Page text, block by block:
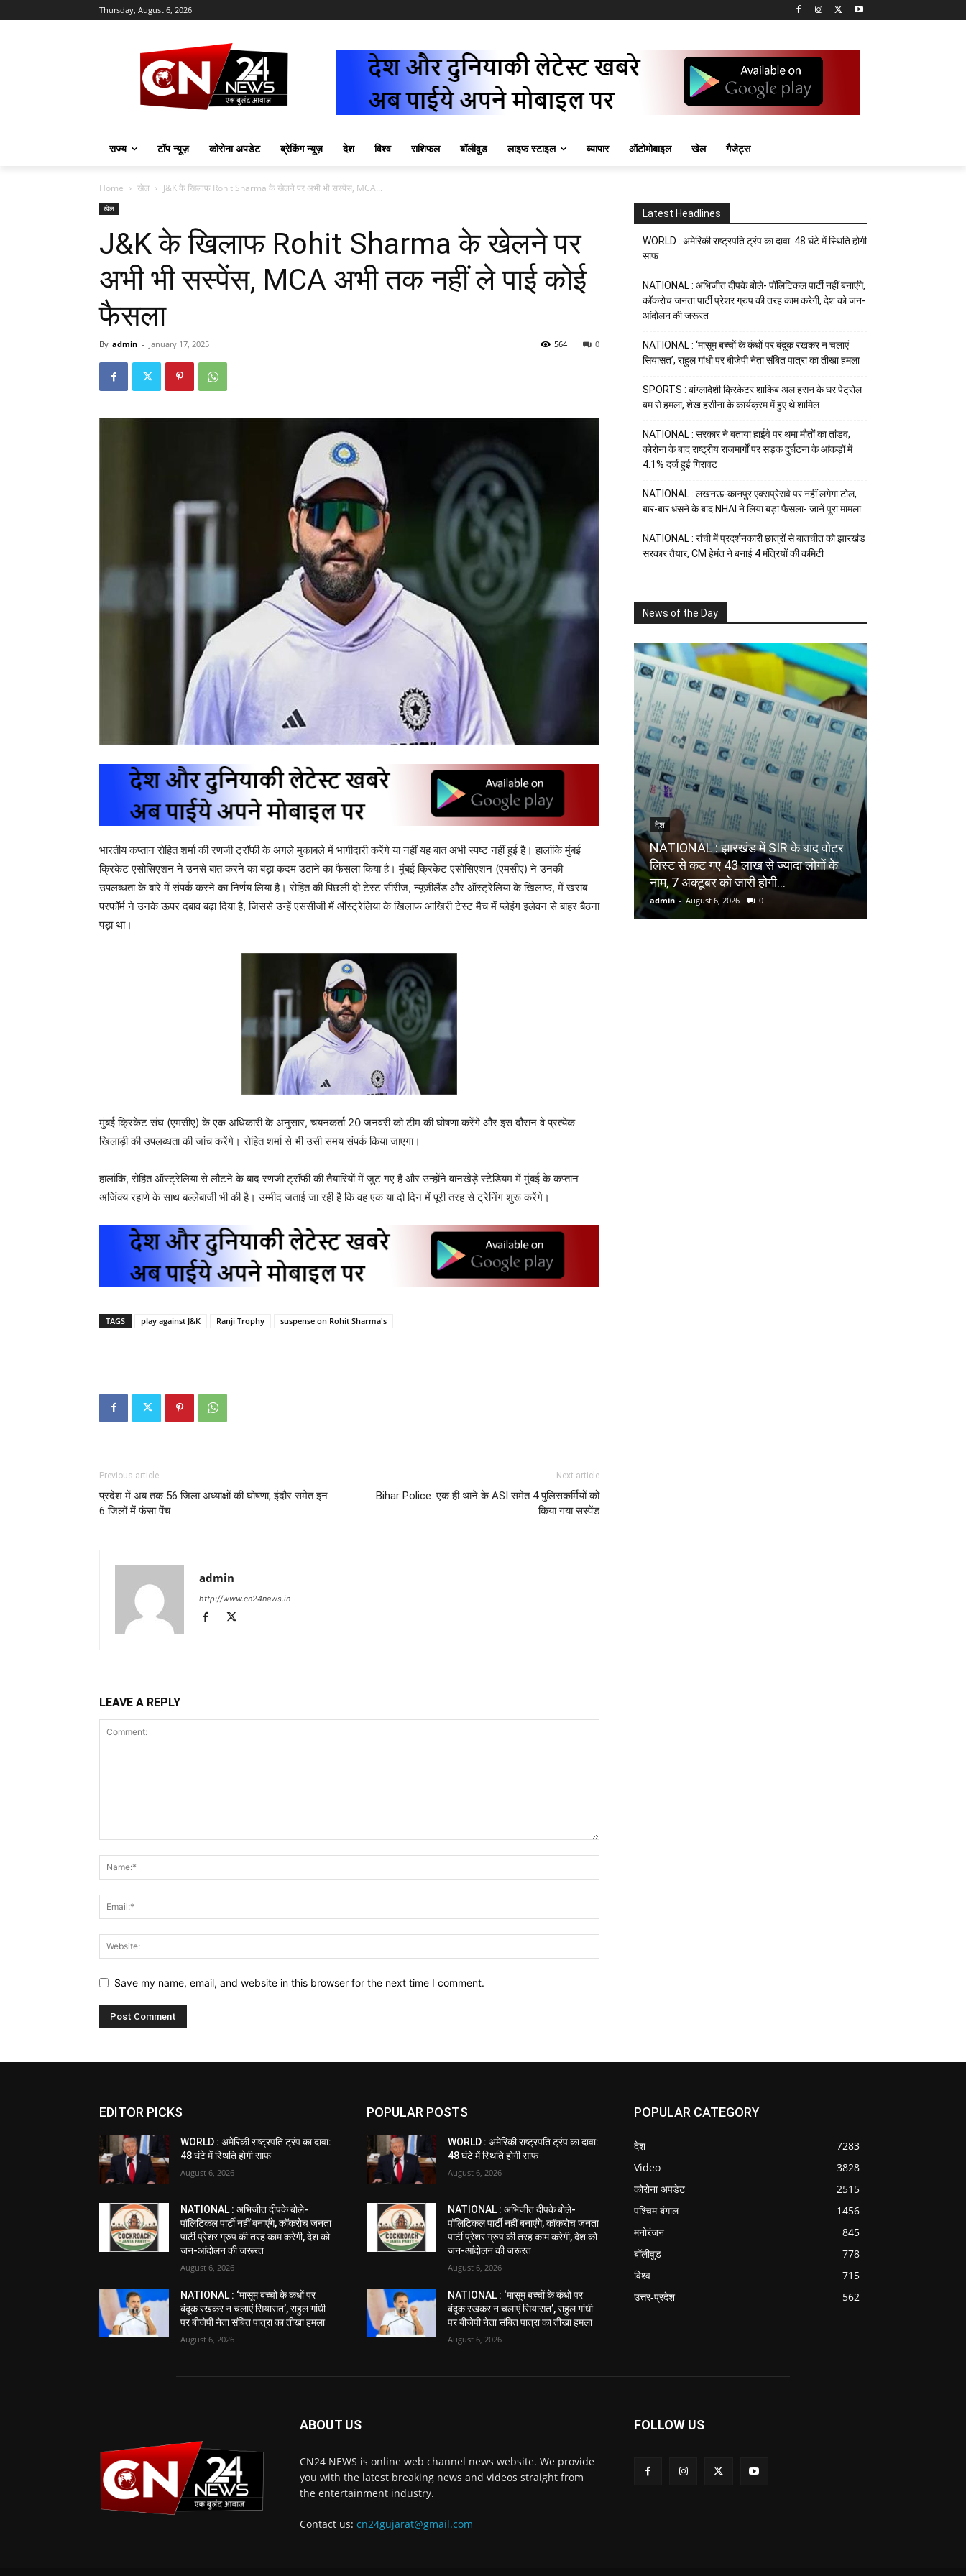
Thursday, August 6, 2026
राज्य टॉप न्यूज़ कोरोना अपडेट ब्रेकिंग न्यूज़ देश विश्व राशिफल बॉलीवुड लाइफ स्टाइल व्यापार ऑटोमोबाइल खेल गैजेट्स
Home खेल J&K के खिलाफ Rohit Sharma के खेलने पर अभी भी सस्पेंस, MCA...
खेल
J&K के खिलाफ Rohit Sharma के खेलने पर
अभी भी सस्पेंस, MCA अभी तक नहीं ले पाई कोई
फैसला
By admin - January 17, 2025 0
564
भारतीय कप्तान रोहित शर्मा की रणजी ट्रॉफी के अगले मुकाबले में भागीदारी करेंगे या नहीं यह बात अभी स्पष्ट नहीं हुई है। हालांकि मुंबई
क्रिकेट एसोसिएशन ने उनसे बात करने का बड़ा कदम उठाने का फैसला किया है। मुंबई क्रिकेट एसोसिएशन (एमसीए) ने उनकी
उपलब्धता के बारे में संपर्क करने का निर्णय लिया है। रोहित की पिछली दो टेस्ट सीरीज, न्यूजीलैंड और ऑस्ट्रेलिया के खिलाफ, में खराब
परफॉर्म ने उनके ऊपर दबाव बढ़ा दिया है, जिससे उन्हें एससीजी में ऑस्ट्रेलिया के खिलाफ आखिरी टेस्ट मैच में प्लेइंग इलेवन से बाहर बैठना
पड़ा था।
मुंबई क्रिकेट संघ (एमसीए) के एक अधिकारी के अनुसार, चयनकर्ता 20 जनवरी को टीम की घोषणा करेंगे और इस दौरान वे प्रत्येक
खिलाड़ी की उपलब्धता की जांच करेंगे। रोहित शर्मा से भी उसी समय संपर्क किया जाएगा।
हालांकि, रोहित ऑस्ट्रेलिया से लौटने के बाद रणजी ट्रॉफी की तैयारियों में जुट गए हैं और उन्होंने वानखेड़े स्टेडियम में मुंबई के कप्तान
अजिंक्य रहाणे के साथ बल्लेबाजी भी की है। उम्मीद जताई जा रही है कि वह एक या दो दिन में पूरी तरह से ट्रेनिंग शुरू करेंगे।
TAGS play against J&K Ranji Trophy suspense on Rohit Sharma's
Previous article
प्रदेश में अब तक 56 जिला अध्याक्षों की घोषणा, इंदौर समेत इन
6 जिलों में फंसा पेंच
Next article
Bihar Police: एक ही थाने के ASI समेत 4 पुलिसकर्मियों को
किया गया सस्पेंड
admin
http://www.cn24news.in
LEAVE A REPLY
Save my name, email, and website in this browser for the next time I comment.
Latest Headlines
WORLD : अमेरिकी राष्ट्रपति ट्रंप का दावा: 48 घंटे में स्थिति होगी
साफ
NATIONAL : अभिजीत दीपके बोले- पॉलिटिकल पार्टी नहीं बनाएंगे,
कॉकरोच जनता पार्टी प्रेशर ग्रुप की तरह काम करेगी, देश को जन-
आंदोलन की जरूरत
NATIONAL : ‘मासूम बच्चों के कंधों पर बंदूक रखकर न चलाएं
सियासत’, राहुल गांधी पर बीजेपी नेता संबित पात्रा का तीखा हमला
SPORTS : बांग्लादेशी क्रिकेटर शाकिब अल हसन के घर पेट्रोल
बम से हमला, शेख हसीना के कार्यक्रम में हुए थे शामिल
NATIONAL : सरकार ने बताया हाईवे पर थमा मौतों का तांडव,
कोरोना के बाद राष्ट्रीय राजमार्गों पर सड़क दुर्घटना के आंकड़ों में
4.1% दर्ज हुई गिरावट
NATIONAL : लखनऊ-कानपुर एक्सप्रेसवे पर नहीं लगेगा टोल,
बार-बार धंसने के बाद NHAI ने लिया बड़ा फैसला- जानें पूरा मामला
NATIONAL : रांची में प्रदर्शनकारी छात्रों से बातचीत को झारखंड
सरकार तैयार, CM हेमंत ने बनाई 4 मंत्रियों की कमिटी
News of the Day
देश
NATIONAL : झारखंड में SIR के बाद वोटर
ल‍िस्‍ट से कट गए 43 लाख से ज्‍यादा लोगों के
नाम, 7 अक्‍टूबर को जारी होगी...
admin - August 6, 2026 0
EDITOR PICKS
WORLD : अमेरिकी राष्ट्रपति ट्रंप का दावा:
48 घंटे में स्थिति होगी साफ
August 6, 2026
NATIONAL : अभिजीत दीपके बोले-
पॉलिटिकल पार्टी नहीं बनाएंगे, कॉकरोच जनता
पार्टी प्रेशर ग्रुप की तरह काम करेगी, देश को
जन-आंदोलन की जरूरत
August 6, 2026
NATIONAL : ‘मासूम बच्चों के कंधों पर
बंदूक रखकर न चलाएं सियासत’, राहुल गांधी
पर बीजेपी नेता संबित पात्रा का तीखा हमला
August 6, 2026
POPULAR POSTS
WORLD : अमेरिकी राष्ट्रपति ट्रंप का दावा:
48 घंटे में स्थिति होगी साफ
August 6, 2026
NATIONAL : अभिजीत दीपके बोले-
पॉलिटिकल पार्टी नहीं बनाएंगे, कॉकरोच जनता
पार्टी प्रेशर ग्रुप की तरह काम करेगी, देश को
जन-आंदोलन की जरूरत
August 6, 2026
NATIONAL : ‘मासूम बच्चों के कंधों पर
बंदूक रखकर न चलाएं सियासत’, राहुल गांधी
पर बीजेपी नेता संबित पात्रा का तीखा हमला
August 6, 2026
POPULAR CATEGORY
देश
7283
Video
3828
कोरोना अपडेट
2515
पश्चिम बंगाल
1456
मनोरंजन
845
बॉलीवुड
778
विश्व
715
उत्तर-प्रदेश
562
ABOUT US
CN24 NEWS is online web channel news website. We provide
you with the latest breaking news and videos straight from
the entertainment industry.
Contact us: cn24gujarat@gmail.com
FOLLOW US